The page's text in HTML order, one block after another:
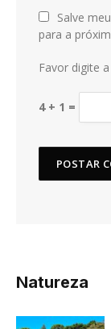
Salve
para a
Favor digite
4 + 1 =
Natureza